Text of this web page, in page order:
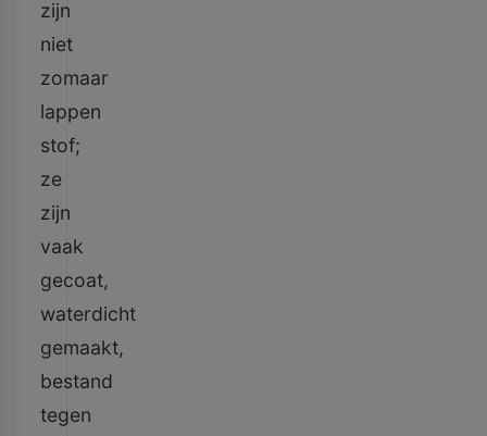
zijn
niet
zomaar
lappen
stof;
ze
zijn
vaak
gecoat,
waterdicht
gemaakt,
bestand
tegen